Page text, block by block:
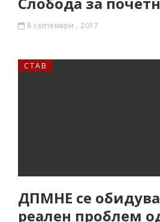
8 септември , 2017
СТАВ
ДПМНЕ се
реален проблем